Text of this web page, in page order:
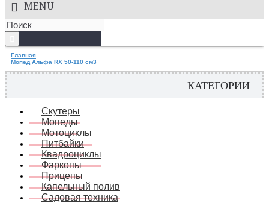
MENU
Главная
Мопед Альфа RX 50-110 см3
КАТЕГОРИИ
Скутеры
Мопеды
Мотоциклы
Питбайки
Квадроциклы
Фаркопы
Прицепы
Капельный полив
Садовая техника